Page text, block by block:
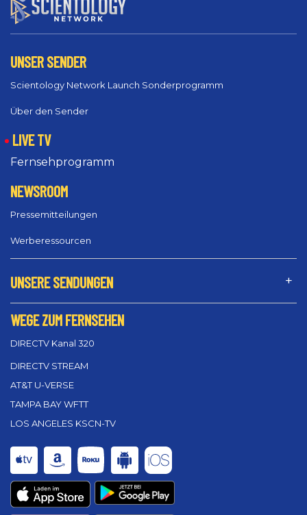
UNSER SENDER
Scientology Network Launch Sonderprogramm
Über den Sender
LIVE TV
Fernsehprogramm
NEWSROOM
Pressemitteilungen
Werberessourcen
UNSERE SENDUNGEN
WEGE ZUM FERNSEHEN
DIRECTV Kanal 320
DIRECTV STREAM
AT&T U-VERSE
TAMPA BAY WFTT
LOS ANGELES KSCN-TV